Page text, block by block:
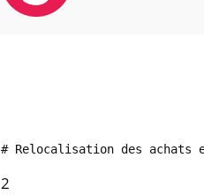
# Relocalisation des achats
2